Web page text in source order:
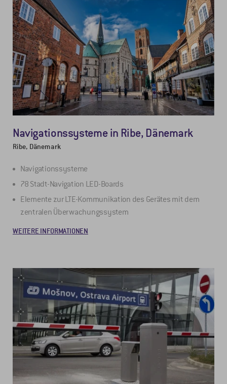
Navigationssysteme in Ribe, Dänemark
Ribe, Dänemark
Navigationssysteme
78 Stadt-Navigation LED-Boards
Elemente zur LTE-Kommunikation des Gerätes mit dem
zentralen Überwachungssystem
WEITERE INFORMATIONEN